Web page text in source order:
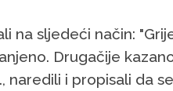
na sljedeći način:
Drugačije
naredili i propisali da